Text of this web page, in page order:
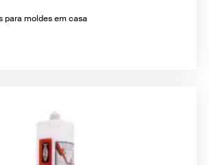
para moldes em casa